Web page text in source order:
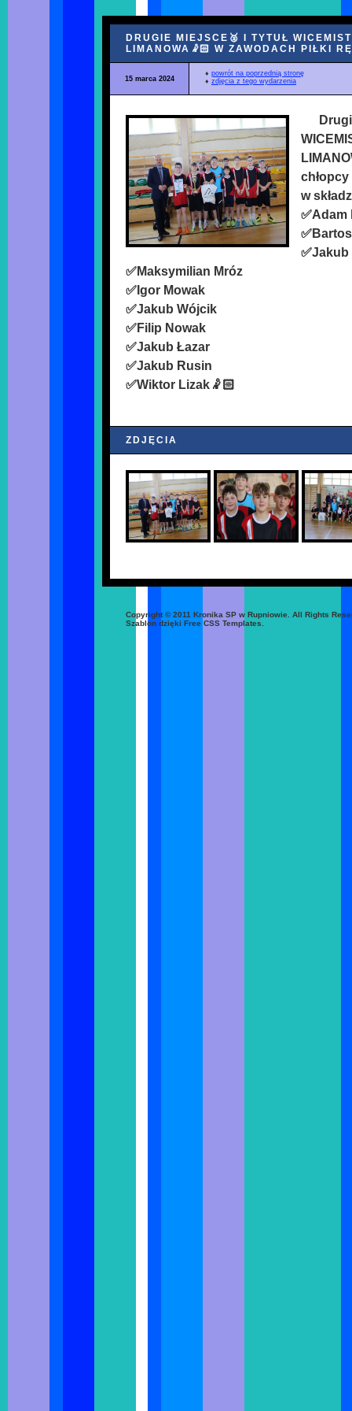
DRUGIE MIEJSCE🥈 I TYTUŁ
LIMANOWA🤾🏻 W ZAWODACH PIŁKI
15 marca 2024
♦ powrót na poprzednią stronę
♦ zdjęcia z tego wydarzenia
chłopcy
w
✅Adam
✅Maksymilian Mróz
✅Igor Mowak
✅Jakub Wójcik
✅Filip Nowak
✅Jakub Łazar
✅Jakub Rusin
✅Wiktor Lizak🤾🏻
ZDJĘCIA
Copyright © 2011 Kronika SP w Rupniowie. All Rights
Szablon dzięki Free CSS Templates.